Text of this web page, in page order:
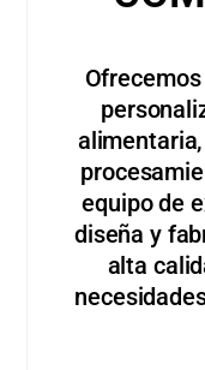
equipo de
diseña y
alta